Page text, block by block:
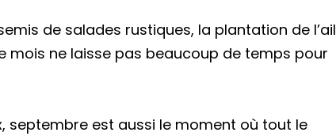
de salades rustiques, la plantation de l’ail
mois ne laisse pas beaucoup de temps pour
septembre est aussi le moment où tout le